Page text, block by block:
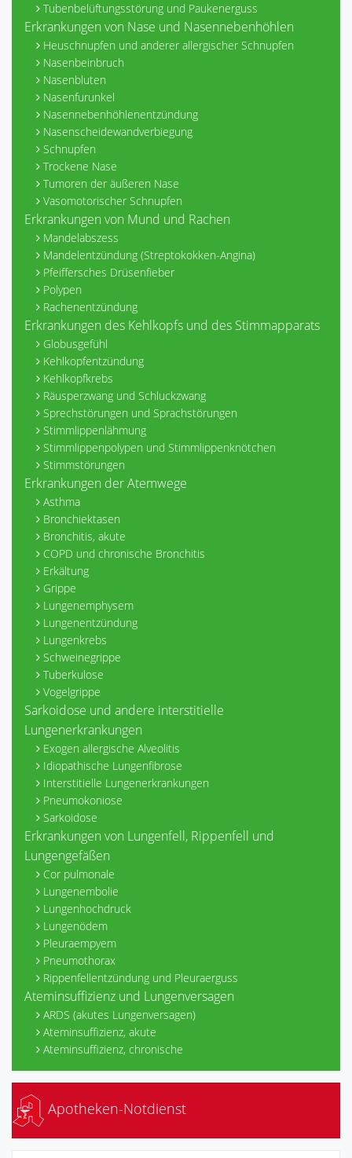
Tubenbelüftungsstörung und Paukenerguss
Erkrankungen von Nase und Nasennebenhöhlen
Heuschnupfen und anderer allergischer Schnupfen
Nasenbeinbruch
Nasenbluten
Nasenfurunkel
Nasennebenhöhlenentzündung
Nasenscheidewandverbiegung
Schnupfen
Trockene Nase
Tumoren der äußeren Nase
Vasomotorischer Schnupfen
Erkrankungen von Mund und Rachen
Mandelabszess
Mandelentzündung (Streptokokken-Angina)
Pfeiffersches Drüsenfieber
Polypen
Rachenentzündung
Erkrankungen des Kehlkopfs und des Stimmapparats
Globusgefühl
Kehlkopfentzündung
Kehlkopfkrebs
Räusperzwang und Schluckzwang
Sprechstörungen und Sprachstörungen
Stimmlippenlähmung
Stimmlippenpolypen und Stimmlippenknötchen
Stimmstörungen
Erkrankungen der Atemwege
Asthma
Bronchiektasen
Bronchitis, akute
COPD und chronische Bronchitis
Erkältung
Grippe
Lungenemphysem
Lungenentzündung
Lungenkrebs
Schweinegrippe
Tuberkulose
Vogelgrippe
Sarkoidose und andere interstitielle
Lungenerkrankungen
Exogen allergische Alveolitis
Idiopathische Lungenfibrose
Interstitielle Lungenerkrankungen
Pneumokoniose
Sarkoidose
Erkrankungen von Lungenfell, Rippenfell und
Lungengefäßen
Cor pulmonale
Lungenembolie
Lungenhochdruck
Lungenödem
Pleuraempyem
Pneumothorax
Rippenfellentzündung und Pleuraerguss
Ateminsuffizienz und Lungenversagen
ARDS (akutes Lungenversagen)
Ateminsuffizienz, akute
Ateminsuffizienz, chronische
Apotheken-Notdienst